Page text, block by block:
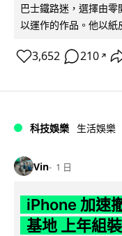
巴士鐵路迷，選擇由
以運作的作品。他以紙
3,652 210 ↗
科技娛樂 生活娛樂
Vin 1 日
iPhone 加速
基地 上年組